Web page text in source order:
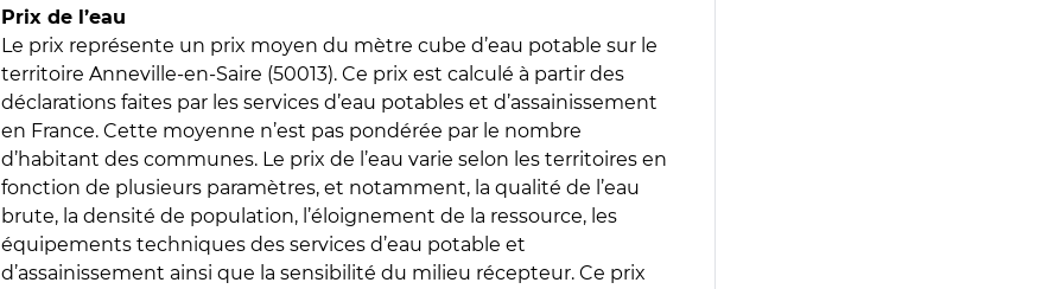
Prix de l’eau
Le prix représente un prix moyen du mètre cube d’eau potable sur le
territoire Anneville-en-Saire (50013). Ce prix est calculé à partir des
déclarations faites par les services d’eau potables et d’assainissement
en France. Cette moyenne n’est pas pondérée par le nombre
d’habitant des communes. Le prix de l’eau varie selon les territoires en
fonction de plusieurs paramètres, et notamment, la qualité de l’eau
brute, la densité de population, l’éloignement de la ressource, les
équipements techniques des services d’eau potable et
d’assainissement ainsi que la sensibilité du milieu récepteur. Ce prix